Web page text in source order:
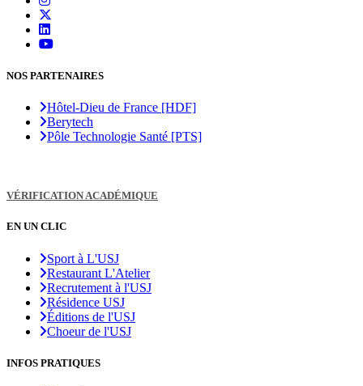
NOS PARTENAIRES
Hôtel-Dieu de France [HDF]
Berytech
Pôle Technologie Santé [PTS]
VÉRIFICATION ACADÉMIQUE
EN UN CLIC
Sport à L'USJ
Restaurant L'Atelier
Recrutement à l'USJ
Résidence USJ
Éditions de l'USJ
Choeur de l'USJ
INFOS PRATIQUES